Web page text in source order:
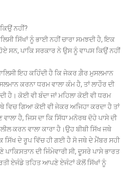
ਨਹੀਂ?
ਸਿੱਖਾਂ ਨੂੰ ਭਾਈ ਨਹੀਂ ਚਾਰਾ ਸਮਝਦੀ ਹੈ, ਇਕ
ਸਨ, ਪਾਕਿ ਸਰਕਾਰ ਨੇ ਉਸ ਨੂੰ ਵਾਪਸ ਕਿਉਂ ਨਹੀਂ
ਇਹ ਕਹਿੰਦੀ ਹੈ ਕਿ ਜੇਕਰ ਗ਼ੈਰ ਮੁਸਲਮਾਨ
ਕਰਨਾ ਧਰਮ ਵਾਲਾ ਕੰਮ ਹੈ, ਤਾਂ ਲਾਹੌਰ ਦੀ
ਹੈ। ਕੋਈ ਵੀ ਬੰਦਾ ਜਾਂ ਮਹਿਲਾ ਕੋਈ ਵੀ ਧਰਮ
ਵਿਚ ਗਿਆ ਕੋਈ ਵੀ ਜੇਕਰ ਅਜਿਹਾ ਕਰਦਾ ਹੈ ਤਾਂ
ਹੈ, ਜਿਸ ਦਾ ਕਿ ਸਿੱਧਾ ਮਨੋਰਥ ਦੋਹੇ ਪਾਸੇ ਦੀ
ਕਰਨ ਵਾਲਾ ਕਾਰਾ ਹੈ।ਉਹ ਬੀਬੀ ਸਿੱਖ ਜਥੇ
ਸਿੱਖ ਦੇ ਰੂਪ ਵਿੱਚ ਹੀ ਗਈ ਹੈ ਸੋ ਜਥੇ ਦੇ ਮੈਂਬਰ ਸਹੀ
ਦੀ ਜਿੰਮੇਵਾਰੀ ਸੀ, ਦੂਸਰੇ ਪਾਸੇ ਭਾਰਤ
ਏਜੰਡੇ ਤਹਿਤ ਆਪਣੇ ਏਜੰਟਾਂ ਕੋਲੋਂ ਸਿੱਖਾਂ ਨੂੰ